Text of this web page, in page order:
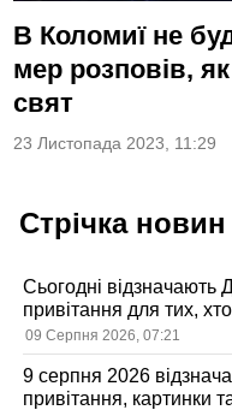
В Коломиї не
мер розповів,
свят
23 Листопада 2023, 11:29
Стрічка новин
Сьогодні відзначають
привітання для тих,
09 Серпня 2026, 07:21
9 серпня 2026
привітання, картинки